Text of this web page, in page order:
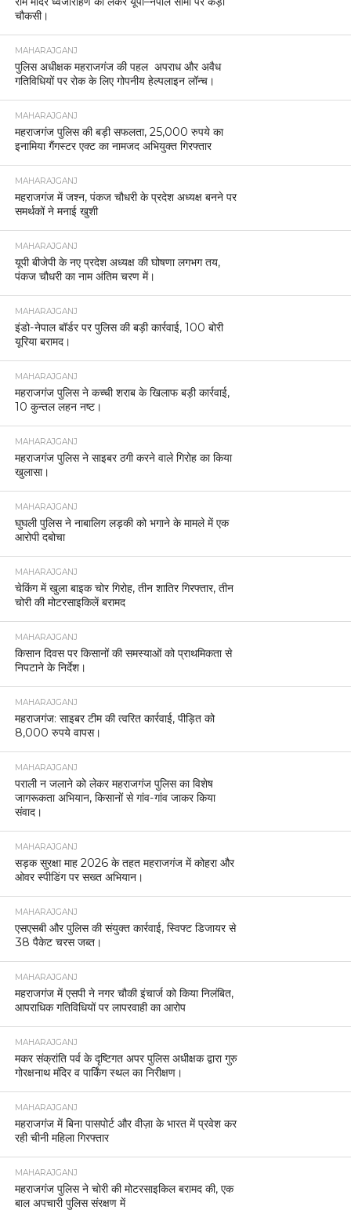
चौकसी।
MAHARAJGANJ
पुलिस अधीक्षक महराजगंज की पहल अपराध और अवैध
गतिविधियों पर रोक के लिए गोपनीय हेल्पलाइन लॉन्च।
MAHARAJGANJ
महराजगंज पुलिस की बड़ी सफलता, 25,000 रुपये का
इनामिया गैंगस्टर एक्ट का नामजद अभियुक्त गिरफ्तार
MAHARAJGANJ
महराजगंज में जश्न, पंकज चौधरी के प्रदेश अध्यक्ष बनने पर
समर्थकों ने मनाई खुशी
MAHARAJGANJ
यूपी बीजेपी के नए प्रदेश अध्यक्ष की घोषणा लगभग तय,
पंकज चौधरी का नाम अंतिम चरण में।
MAHARAJGANJ
इंडो-नेपाल बॉर्डर पर पुलिस की बड़ी कार्रवाई, 100 बोरी
यूरिया बरामद।
MAHARAJGANJ
महराजगंज पुलिस ने कच्ची शराब के खिलाफ बड़ी कार्रवाई,
10 कुन्तल लहन नष्ट।
MAHARAJGANJ
महराजगंज पुलिस ने साइबर ठगी करने वाले गिरोह का किया
खुलासा।
MAHARAJGANJ
घुघली पुलिस ने नाबालिग लड़की को भगाने के मामले में एक
आरोपी दबोचा
MAHARAJGANJ
चेकिंग में खुला बाइक चोर गिरोह, तीन शातिर गिरफ्तार, तीन
चोरी की मोटरसाइकिलें बरामद
MAHARAJGANJ
किसान दिवस पर किसानों की समस्याओं को प्राथमिकता से
निपटाने के निर्देश।
MAHARAJGANJ
महराजगंज: साइबर टीम की त्वरित कार्रवाई, पीड़ित को
8,000 रुपये वापस।
MAHARAJGANJ
पराली न जलाने को लेकर महराजगंज पुलिस का विशेष
जागरूकता अभियान, किसानों से गांव-गांव जाकर किया
संवाद।
MAHARAJGANJ
सड़क सुरक्षा माह 2026 के तहत महराजगंज में कोहरा और
ओवर स्पीडिंग पर सख्त अभियान।
MAHARAJGANJ
एसएसबी और पुलिस की संयुक्त कार्रवाई, स्विफ्ट डिजायर से
38 पैकेट चरस जब्त।
MAHARAJGANJ
महराजगंज में एसपी ने नगर चौकी इंचार्ज को किया निलंबित,
आपराधिक गतिविधियों पर लापरवाही का आरोप
MAHARAJGANJ
मकर संक्रांति पर्व के दृष्टिगत अपर पुलिस अधीक्षक द्वारा गुरु
गोरक्षनाथ मंदिर व पार्किंग स्थल का निरीक्षण।
MAHARAJGANJ
महराजगंज में बिना पासपोर्ट और वीज़ा के भारत में प्रवेश कर
रही चीनी महिला गिरफ्तार
MAHARAJGANJ
महराजगंज पुलिस ने चोरी की मोटरसाइकिल बरामद की, एक
बाल अपचारी पुलिस संरक्षण में